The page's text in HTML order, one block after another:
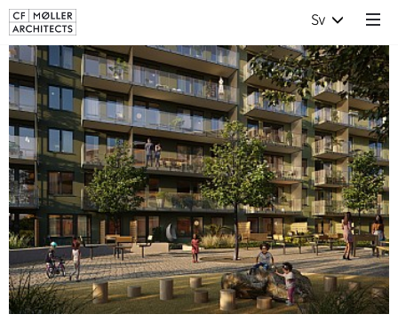
Sv